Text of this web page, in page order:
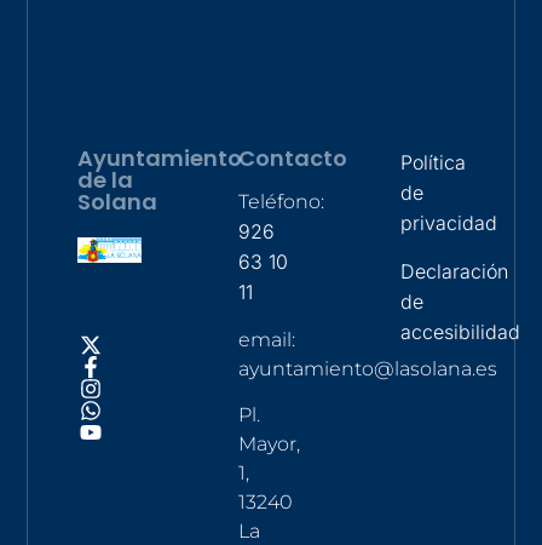
Ayuntamiento
de la
Solana
Contacto
Teléfono:
926
63 10
11
email:
ayuntamiento@lasolana.es
Pl.
Mayor,
1,
13240
La
Política
de
privacidad
Declaración
de
accesibilidad